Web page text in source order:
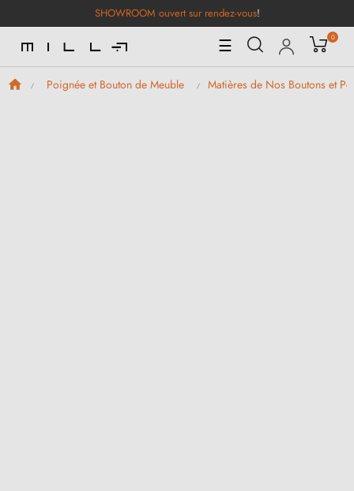
SHOWROOM ouvert sur rendez-vous!
Basculer
la
navigation
☰ 0
Poignée et Bouton de Meuble Matières de Nos Boutons et